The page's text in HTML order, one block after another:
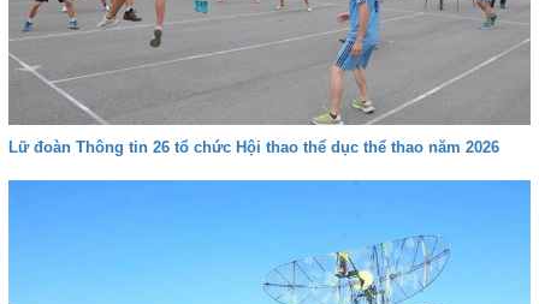
Lữ đoàn Thông tin 26 tổ chức Hội thao thể dục thể thao năm 2026